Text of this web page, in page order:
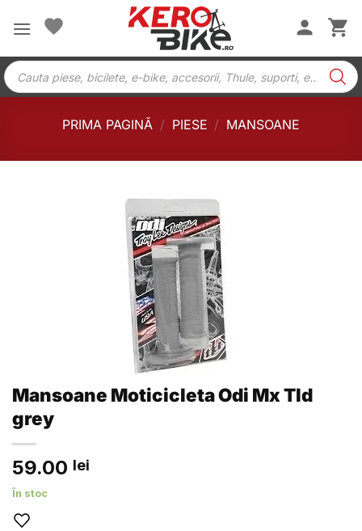
Products
search
PRIMA PAGINĂ / PIESE / MANSOANE
Mansoane Moticicleta Odi Mx Tld
grey
59.00 lei
În stoc